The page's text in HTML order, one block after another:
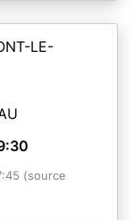
LE-
(source